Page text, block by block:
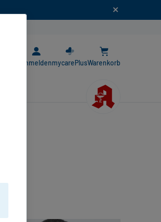
AnmeldenmycarePlusWarenkorb